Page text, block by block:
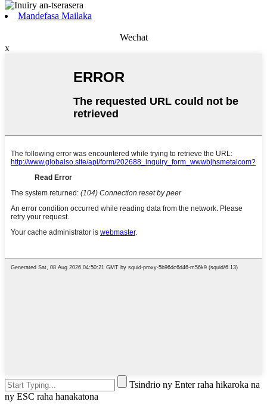
Mandefasa Mailaka
Wechat
x
Tsindrio ny Enter raha hikaroka na
ny ESC raha hanakatona